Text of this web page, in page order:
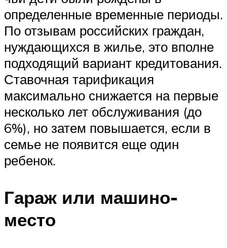
определенные временные периоды.
По отзывам российских граждан,
нуждающихся в жилье, это вполне
подходящий вариант кредитования.
Ставочная тарификация
максимально снижается на первые
несколько лет обслуживания (до
6%), но затем повышается, если в
семье не появится еще один
ребенок.
Гараж или машино-
место